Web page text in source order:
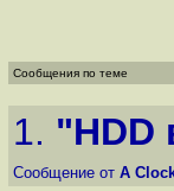
Сообщения по теме
1. "HDD
Сообщение от A